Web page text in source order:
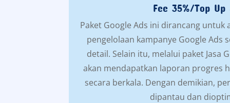
Fee 35%/Top Up
Paket Google Ads ini dirancang
pengelolaan kampanye Google Ads
detail. Selain itu, melalui paket Jasa
akan mendapatkan laporan progres
secara berkala. Dengan demikian,
dipantau dan